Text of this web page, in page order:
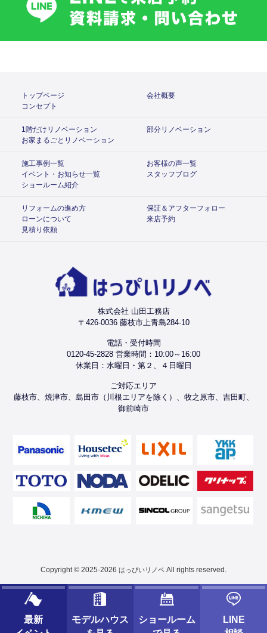
トップページ
会社概要
コンセプト
1階だけリノベーション
部分リノベーション
お家まるごとリノベーション
施工事例一覧
お客様の声一覧
イベント・お知らせ一覧
スタッフブログ
ショールーム紹介
リフォームの進め方
保証＆アフターフォロー
ローンについて
来店予約
見積り依頼
株式会社 山田工務店
〒426-0036 藤枝市上青島284-10
電話・受付時間
0120-45-2828 営業時間：10:00～16:00
休業日：水曜日・第２、４日曜日
ご対応エリア
藤枝市、焼津市、島田市（川根エリアを除く）、牧之原市、吉田町、
御前崎市
Copyright © 2025-2026 はっぴいリノベ All rights reserved.
最新
モデルハウス
ショールーム
LINE